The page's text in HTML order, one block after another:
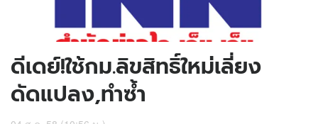
ดีเดย์!ใช้กม.ลิขสิทธิ์ใหม่เลี่ยง
ดัดแปลง,ทำซ้ำ